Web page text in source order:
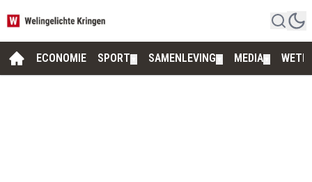
ECONOMIE SPORT SAMENLEVING MEDIA